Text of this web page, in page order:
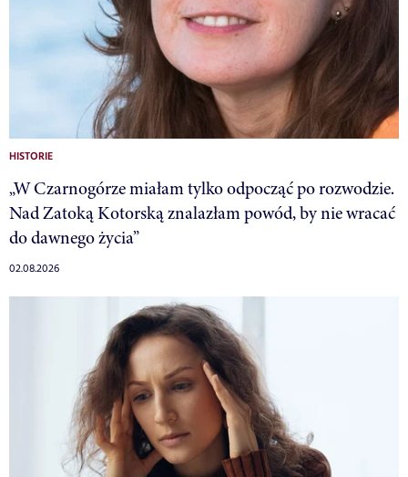
HISTORIE
„W Czarnogórze miałam tylko odpocząć po rozwodzie.
Nad Zatoką Kotorską znalazłam powód, by nie wracać
do dawnego życia”
02.08.2026